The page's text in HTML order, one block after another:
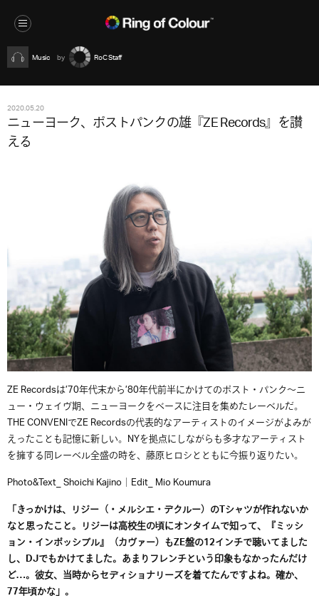
Music RoC Staff
2020.05.20
ニューヨーク、ポストパンクの雄『ZE Records』を讃
える
ZE Recordsは’70年代末から’80年代前半にかけてのポスト・パンク～ニ
ュー・ウェイヴ期、ニューヨークをベースに注目を集めたレーベルだ。
THE CONVENIでZE Recordsの代表的なアーティストのイメージがよみが
えったことも記憶に新しい。NYを拠点にしながらも多才なアーティスト
を擁する同レーベル全盛の時を、藤原ヒロシとともに今振り返りたい。
Photo&Text_ Shoichi Kajino｜Edit_ Mio Koumura
「きっかけは、リジー（・メルシエ・デクルー）のTシャツが作れないか
なと思ったこと。リジーは高校生の頃にオンタイムで知って、『ミッシ
ョン・インポッシブル』（カヴァー）もZE盤の12インチで聴いてました
し、DJでもかけてました。あまりフレンチという印象もなかったんだけ
ど…。彼女、当時からセディショナリーズを着てたんですよね。確か、
77年頃かな」。